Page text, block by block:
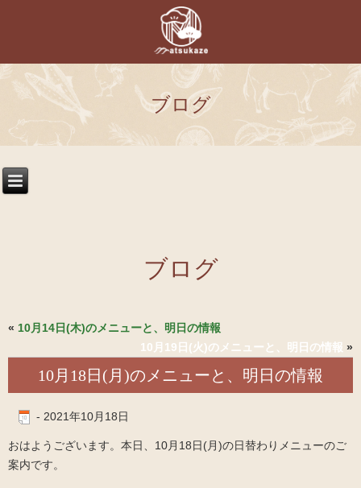
ブログ
ブログ
« 10月14日(木)のメニューと、明日の情報
10月19日(火)のメニューと、明日の情報 »
10月18日(月)のメニューと、明日の情報
- 2021年10月18日
おはようございます。本日、10月18日(月)の日替わりメニューのご
案内です。